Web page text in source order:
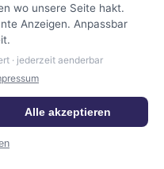
+7 Punkte
wo unsere Seite hakt.
Anzeigen. Anpassbar
· jederzeit aenderbar
Alle akzeptieren